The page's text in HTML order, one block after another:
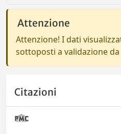
Attenzione
Attenzione! I dati
sottoposti a validazione
Citazioni